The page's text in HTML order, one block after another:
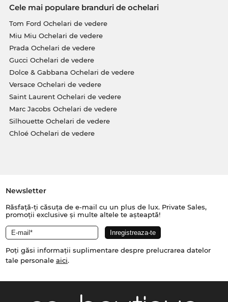
Cele mai populare branduri de ochelari
Tom Ford Ochelari de vedere
Miu Miu Ochelari de vedere
Prada Ochelari de vedere
Gucci Ochelari de vedere
Dolce & Gabbana Ochelari de vedere
Versace Ochelari de vedere
Saint Laurent Ochelari de vedere
Marc Jacobs Ochelari de vedere
Silhouette Ochelari de vedere
Chloé Ochelari de vedere
Newsletter
Răsfață-ți căsuța de e-mail cu un plus de lux. Private Sales,
promoții exclusive și multe altele te așteaptă!
Poți găsi informații suplimentare despre prelucrarea datelor
tale personale aici.